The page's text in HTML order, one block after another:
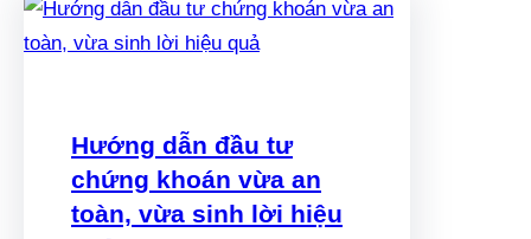
Hướng dẫn đầu tư
chứng khoán vừa an
toàn, vừa sinh lời hiệu